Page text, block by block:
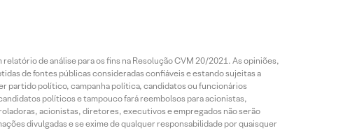
de análise para os fins na Resolução CVM 20/2021. As opiniões,
de fontes públicas consideradas confiáveis e estando sujeitas a
partido político, campanha política, candidatos ou funcionários
políticos e tampouco fará reembolsos para acionistas,
acionistas, diretores, executivos e empregados não serão
divulgadas e se exime de qualquer responsabilidade por quaisquer